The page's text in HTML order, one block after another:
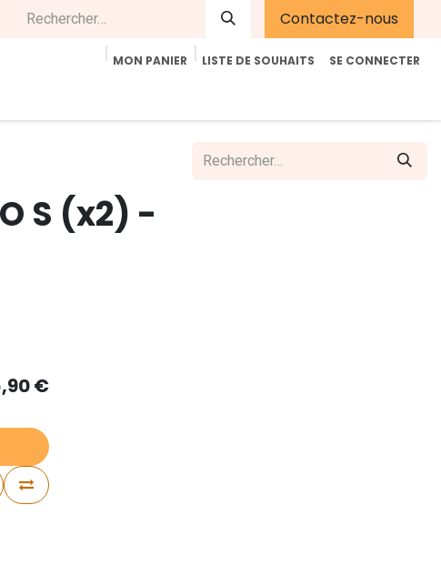
Contactez-nous
MON PANIER LISTE DE SOUHAITS SE CONNECTER
S (x2) -
€